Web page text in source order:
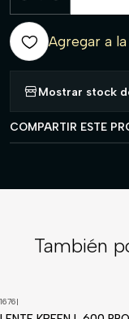
Cantidad
Agregar a
Mostrar stock
COMPARTIR ESTE
También
1676|